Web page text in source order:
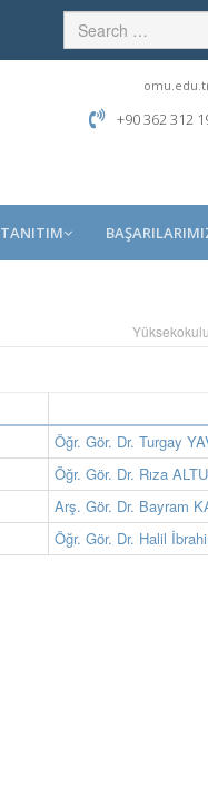
+90 362 312
TANITIM
Öğr. Gör. Dr. Turgay
Öğr. Gör. Dr. Rıza
Arş. Gör. Dr. Bayram
Öğr. Gör. Dr. Halil